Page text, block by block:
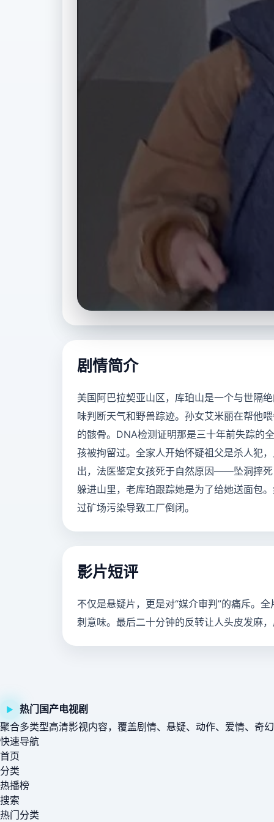
剧情简介
美国阿巴拉契亚山区，库珀山是一个与世隔
味判断天气和野兽踪迹。孙女艾米丽在帮他
的骸骨。DNA检测证明那是三十年前失踪的
孩被拘留过。全家人开始怀疑祖父是杀人犯
出，法医鉴定女孩死于自然原因——坠洞摔
躲进山里，老库珀跟踪她是为了给她送面包
过矿场污染导致工厂倒闭。
影片短评
不仅是悬疑片，更是对“媒介审判”的痛斥。
刺意味。最后二十分钟的反转让人头皮发麻
▶
热门国产电视剧
聚合多类型高清影视内容，覆盖剧情、悬疑、动作、爱情、奇
快速导航
首页
分类
热播榜
搜索
热门分类